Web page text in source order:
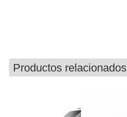
Productos relacionados